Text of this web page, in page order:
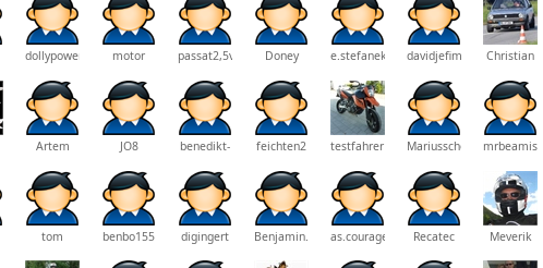
dollypower motor passat2,5v6 Doney e.stefanek davidjefimowiczChristian
Artem JO8
benedikt-
feichten2 testfahrer1977Mariusschorer mrbeamisch
tom benbo155 digingert Benjamin.Rakowas.courage Recatec Meverik